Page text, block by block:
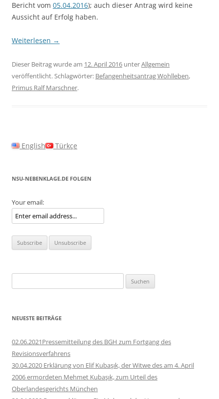
Bericht vom 05.04.2016); auch dieser Antrag wird keine
Aussicht auf Erfolg haben.
Weiterlesen →
Dieser Beitrag wurde am 12. April 2016 unterAllgemein
veröffentlicht. Schlagwörter: Befangenheitsantrag Wohlleben,
Primus Ralf Marschner.
English Türkçe
NSU-NEBENKLAGE.DE FOLGEN
Your email:
nach:
NEUESTE BEITRÄGE
02.06.2021Pressemitteilung des BGH zum Fortgang des
Revisionsverfahrens
30.04.2020 Erklärung von Elif Kubaşık, der Witwe des am 4. April
2006 ermordeten Mehmet Kubaşık, zum Urteil des
Oberlandesgerichts München